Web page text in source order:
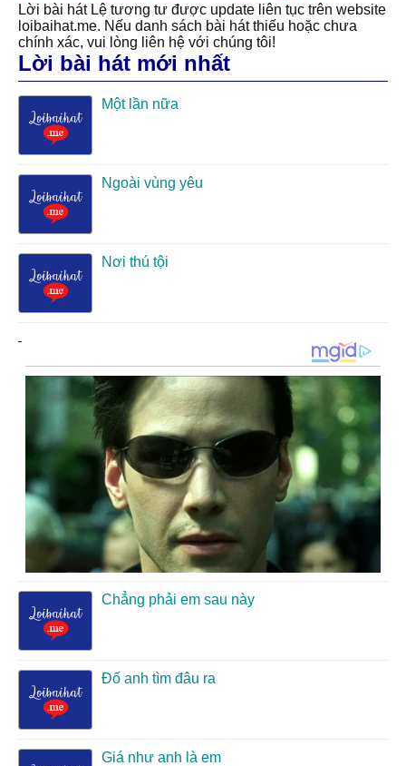
Lời bài hát Lệ tương tư được update liên tục trên website
loibaihat.me. Nếu danh sách bài hát thiếu hoặc chưa
chính xác, vui lòng liên hệ với chúng tôi!
Lời bài hát mới nhất
Một lần nữa
Ngoài vùng yêu
Nơi thú tội
Chẳng phải em sau này
Đố anh tìm đâu ra
Giá như anh là em